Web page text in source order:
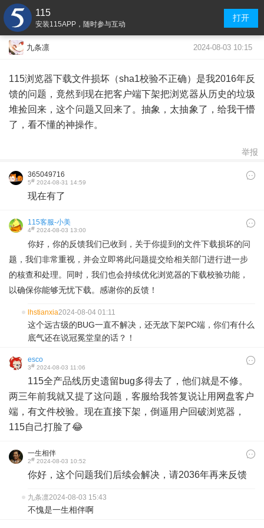
115
安装115APP，随时参与互动
打开
九条凛 2024-08-03 10:15
115浏览器下载文件损坏（sha1校验不正确）是我2016年反
馈的问题，竟然到现在把客户端下架把浏览器从历史的垃圾
堆捡回来，这个问题又回来了。抽象，太抽象了，给我干懵
了，看不懂的神操作。
举报
365049716
5# 2024-08-31 14:59
现在有了
115客服-小美
4# 2024-08-03 13:00
你好，你的反馈我们已收到，关于你提到的文件下载损坏的问
题，我们非常重视，并会立即将此问题提交给相关部门进行进一步
的核查和处理。同时，我们也会持续优化浏览器的下载校验功能，
以确保你能够无忧下载。感谢你的反馈！
lhstianxia2024-08-04 01:11
这个远古级的BUG一直不解决，还无故下架PC端，你们有什么
底气还在说冠冕堂皇的话？！
esco
3# 2024-08-03 11:06
115全产品线历史遗留bug多得去了，他们就是不修。
两三年前我就又提了这问题，客服给我答复说让用网盘客户
端，有文件校验。现在直接下架，倒逼用户回破浏览器，
115自己打脸了😂
一生相伴
2# 2024-08-03 10:52
你好，这个问题我们后续会解决，请2036年再来反馈
九条凛2024-08-03 15:43
不愧是一生相伴啊